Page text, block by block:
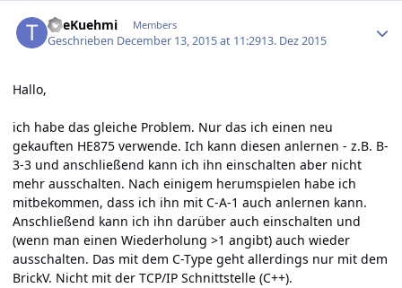
TheKuehmi Members
Geschrieben December 13, 2015 at 11:2913. Dez 2015
Hallo,
ich habe das gleiche Problem. Nur das ich einen neu
gekauften HE875 verwende. Ich kann diesen anlernen - z.B. B-
3-3 und anschließend kann ich ihn einschalten aber nicht
mehr ausschalten. Nach einigem herumspielen habe ich
mitbekommen, dass ich ihn mit C-A-1 auch anlernen kann.
Anschließend kann ich ihn darüber auch einschalten und
(wenn man einen Wiederholung >1 angibt) auch wieder
ausschalten. Das mit dem C-Type geht allerdings nur mit dem
BrickV. Nicht mit der TCP/IP Schnittstelle (C++).